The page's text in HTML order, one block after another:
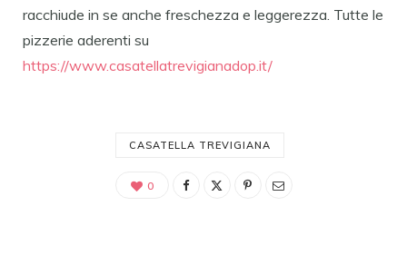
racchiude in se anche freschezza e leggerezza. Tutte le
pizzerie aderenti su
https://www.casatellatrevigianadop.it/
CASATELLA TREVIGIANA
0